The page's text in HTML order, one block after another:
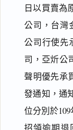
日以買賣為
公司，台灣
公司行使先
司，亞炘公
聲明優先承
發通知，通
位分別於